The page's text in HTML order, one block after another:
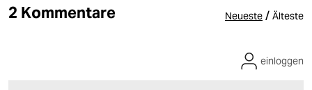
2 Kommentare Neueste / Älteste
einloggen